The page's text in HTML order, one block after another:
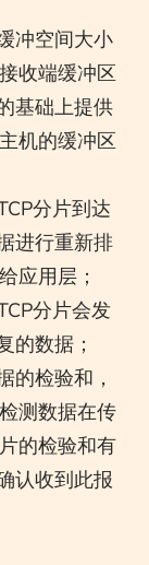
冲空间大小
收端缓冲区
基础上提供
机的缓冲区
分片到达
进行重新排
应用层；
分片会发
的数据；
的检验和，
测数据在传
的检验和有
认收到此报